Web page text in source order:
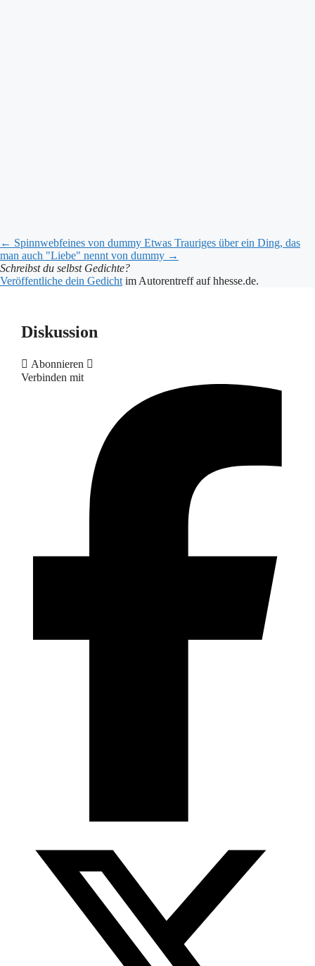
← Spinnwebfeines von dummy Etwas Trauriges über ein Ding, das
man auch "Liebe" nennt von dummy →
Schreibst du selbst Gedichte?
Veröffentliche dein Gedicht im Autorentreff auf hhesse.de.
Diskussion
Abonnieren
Verbinden mit